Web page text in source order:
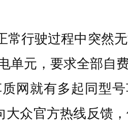
常行驶过程中突然
单元，要求全部自
网就有多起同型
大众官方热线反馈